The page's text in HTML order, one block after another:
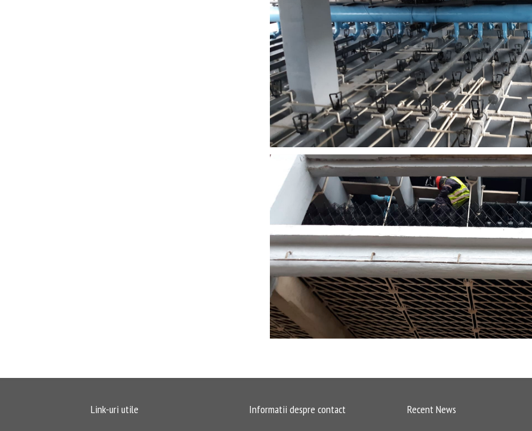
Link-uri utile Informatii despre contact Recent News